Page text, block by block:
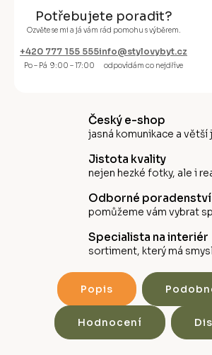
Potřebujete poradit?
Ozvěte se mi a já vám rád pomohu s výběrem.
+420 777 155 555
Po – Pá 9:00 – 17:00
info@stylovybyt.cz
odpovídám co nejdříve
Český e-shop
jasná komunikace a
Jistota kvality
nejen hezké fotky, ale i
Odborné poradenství
pomůžeme vám vybrat
Specialista na interiér
sortiment, který má
Popis
Hodnocení